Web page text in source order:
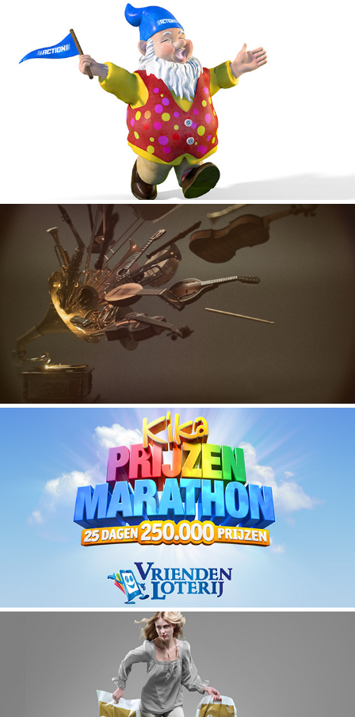
Action
Non comissioned
Vrienden Loterij
FNAC